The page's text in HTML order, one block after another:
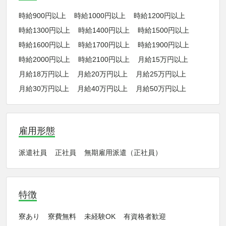
時給900円以上 時給1000円以上
時給1200円以上
時給1300円以上
時給1400円以上
時給1500円以上
時給1600円以上
時給1700円以上
時給1900円以上
時給2000円以上
時給2100円以上
月給15万円以上
月給18万円以上
月給20万円以上
月給25万円以上
月給30万円以上
月給40万円以上 月給50万円以上
雇用形態
派遣社員 正社員 無期雇用派遣（正社員）
特徴
寮あり 寮費無料 未経験OK
有資格者歓迎